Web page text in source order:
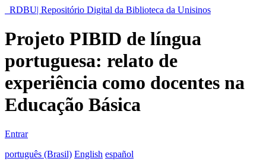
RDBU| Repositório Digital da Biblioteca da Unisinos
Projeto PIBID de língua
portuguesa: relato de
experiência como docentes na
Educação Básica
Entrar
português (Brasil) English español